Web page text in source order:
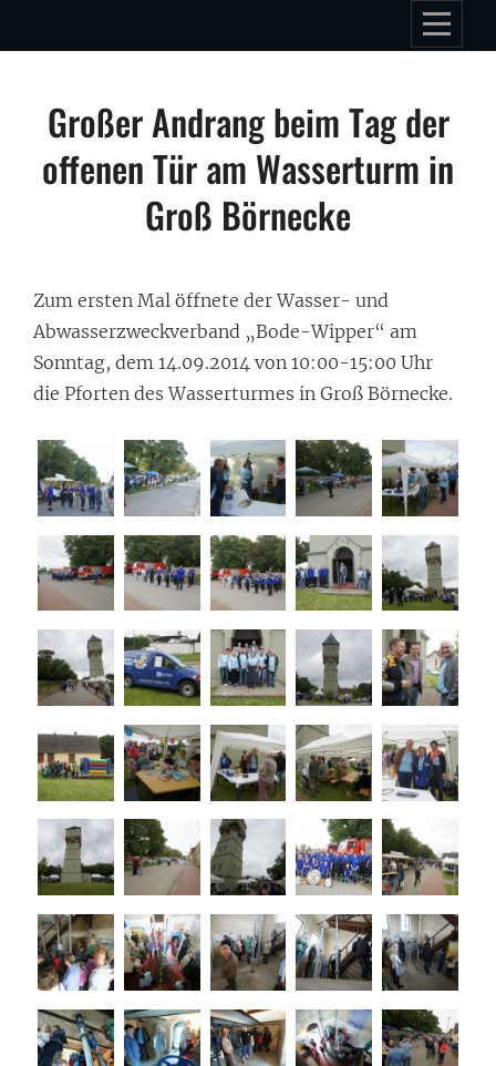
to
Großer Andrang beim Tag der
offenen Tür am Wasserturm in
Groß Börnecke
Zum ersten Mal öffnete der Wasser- und
Abwasserzweckverband „Bode-Wipper“ am
Sonntag, dem 14.09.2014 von 10:00-15:00 Uhr
die Pforten des Wasserturmes in Groß Börnecke.
Beitragsnavigation